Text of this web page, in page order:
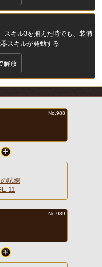
スキル3を揃えた時でも、装備
スキルが発動する
解放
No.988
試練
11
No.989